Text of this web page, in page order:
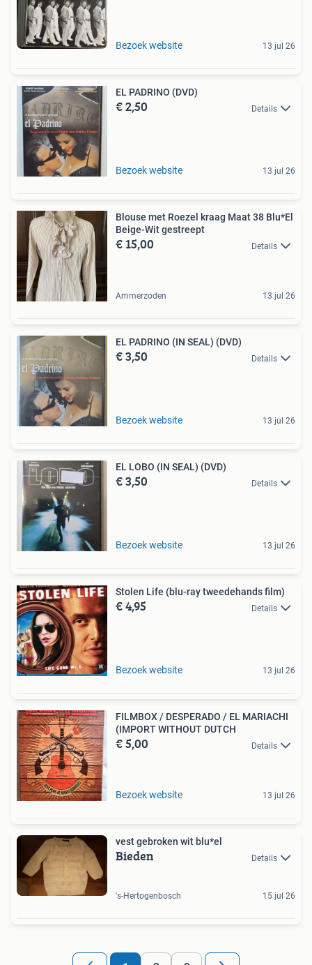
Bezoek website 13 jul 26
EL PADRINO (DVD)
€ 2,50 Details
Bezoek website 13 jul 26
Blouse met Roezel kraag Maat 38 Blu*El
Beige-Wit gestreept
€ 15,00 Details
Ammerzoden 13 jul 26
EL PADRINO (IN SEAL) (DVD)
€ 3,50 Details
Bezoek website 13 jul 26
EL LOBO (IN SEAL) (DVD)
€ 3,50 Details
Bezoek website 13 jul 26
Stolen Life (blu-ray tweedehands film)
€ 4,95 Details
Bezoek website 13 jul 26
FILMBOX / DESPERADO / EL MARIACHI
(IMPORT WITHOUT DUTCH
€ 5,00 Details
Bezoek website 13 jul 26
vest gebroken wit blu*el
Bieden Details
's-Hertogenbosch 15 jul 26